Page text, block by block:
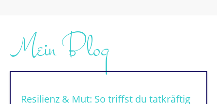
Mein Blog
Resilienz & Mut: So triffst du tatkräftig